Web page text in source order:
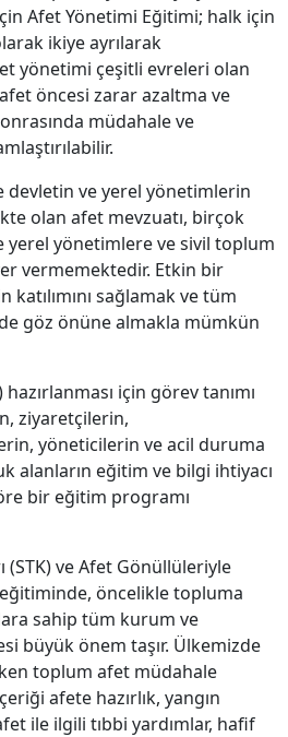
Afet Yönetimi Eğitimi; halk için
ikiye ayrılarak
yönetimi çeşitli evreleri olan
öncesi zarar azaltma ve
müdahale ve
devletin ve yerel yönetimlerin
olan afet mevzuatı, birçok
yerel yönetimlere ve sivil toplum
vermemektedir. Etkin bir
sağlamak ve tüm
göz önüne almakla mümkün
için görev tanımı
ziyaretçilerin,
yöneticilerin ve acil duruma
alanların eğitim ve bilgi ihtiyacı
bir eğitim programı
(STK) ve Afet Gönüllüleriyle
öncelikle topluma
sahip tüm kurum ve
büyük önem taşır. Ülkemizde
toplum afet müdahale
afete hazırlık, yangın
ile ilgili tıbbi yardımlar, hafif